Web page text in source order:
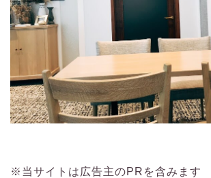
※当サイトは広告主のPRを含みます